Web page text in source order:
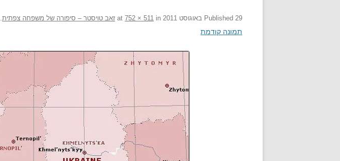
Published 29 באוגוסט 2011 752 × 511 in זאב טויסטר – סיפורה של משפחה צפתית.
תמונה קודמת